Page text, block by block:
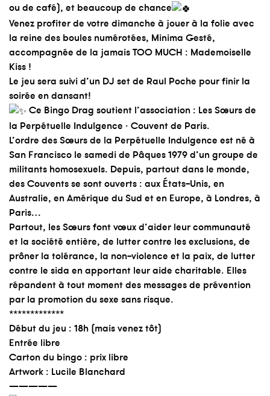
ou de café), et beaucoup de chance
Venez profiter de votre dimanche à jouer à la folie avec
la reine des boules numérotées, Minima Gesté,
accompagnée de la jamais TOO MUCH : Mademoiselle
Kiss !
Le jeu sera suivi d’un DJ set de Raul Poche pour finir la
soirée en dansant!
Ce Bingo Drag soutient l’association : Les Sœurs de
la Perpétuelle Indulgence · Couvent de Paris.
L’ordre des Sœurs de la Perpétuelle Indulgence est né à
San Francisco le samedi de Pâques 1979 d’un groupe de
militants homosexuels. Depuis, partout dans le monde,
des Couvents se sont ouverts : aux États-Unis, en
Australie, en Amérique du Sud et en Europe, à Londres, à
Paris…
Partout, les Sœurs font vœux d’aider leur communauté
et la société entière, de lutter contre les exclusions, de
prôner la tolérance, la non-violence et la paix, de lutter
contre le sida en apportant leur aide charitable. Elles
répandent à tout moment des messages de prévention
par la promotion du sexe sans risque.
*************
Début du jeu : 18h (mais venez tôt)
Entrée libre
Carton du bingo : prix libre
Artwork : Lucile Blanchard
—————